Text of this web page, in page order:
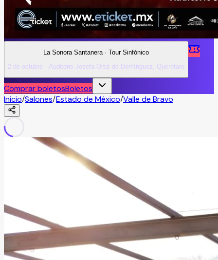
La Sonora Santanera · Tour Sinfónico
2 de octubre · Auditorio Josefa Ortiz de Domínguez, Querétaro
Comprar boletosBoletos
Inicio/Salones/Estado de México/Valle de Bravo